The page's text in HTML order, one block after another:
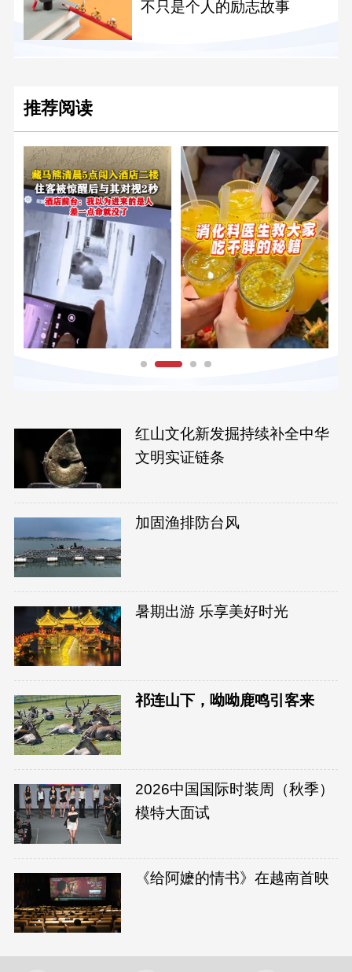
不只是个人的励志故事
推荐阅读
红山文化新发掘持续补全中华
文明实证链条
加固渔排防台风
暑期出游 乐享美好时光
祁连山下，呦呦鹿鸣引客来
2026中国国际时装周（秋季）
模特大面试
《给阿嬷的情书》在越南首映